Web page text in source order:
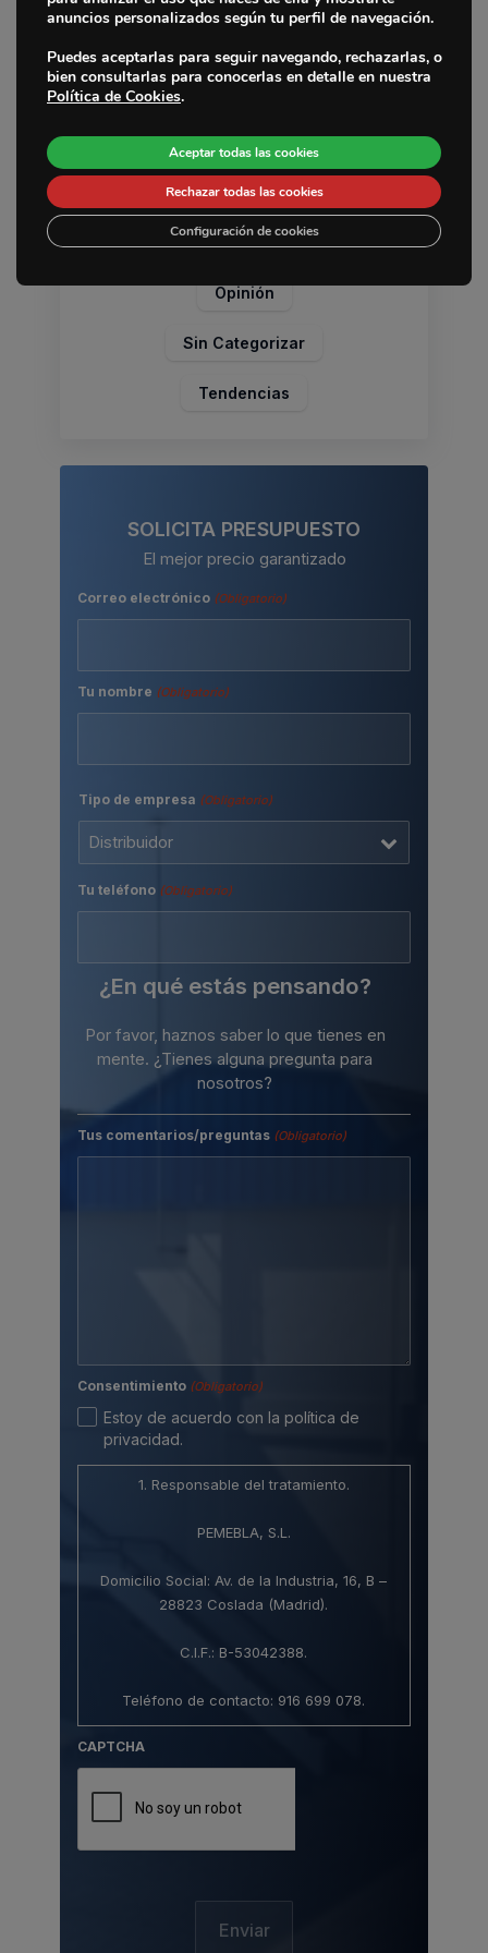
Fabricantes
Sedes
Noticias
Contacto
esperamos!
Categorías
Artículo Técnico
Marcas
Noticias Pemebla
Opinión
Sin Categorizar
Tendencias
SOLICITA PRESUPUESTO
El mejor precio garantizado
Correo electrónico (Obligatorio)
Tu nombre (Obligatorio)
Tipo de empresa (Obligatorio)
Tu teléfono (Obligatorio)
¿En qué estás pensando?
Por favor, haznos saber lo que tienes en
mente. ¿Tienes alguna pregunta para
nosotros?
Tus comentarios/preguntas (Obligatorio)
Consentimiento (Obligatorio)
Estoy de acuerdo con la política de
privacidad.
1. Responsable del tratamiento.
PEMEBLA, S.L.
Domicilio Social: Av. de la Industria, 16, B –
28823 Coslada (Madrid).
C.I.F.: B-53042388.
Teléfono de contacto: 916 699 078.
Correo electrónico: info@pemebla.com.
2. Protección de datos de carácter personal.
revocable y sin efectos retroactivos. Su
CAPTCHA
anuncios personalizados según tu perfil de navegación.
Puedes aceptarlas para seguir navegando, rechazarlas, o
bien consultarlas para conocerlas en detalle en nuestra
Política de Cookies.
Aceptar todas las cookies
Rechazar todas las cookies
Configuración de cookies